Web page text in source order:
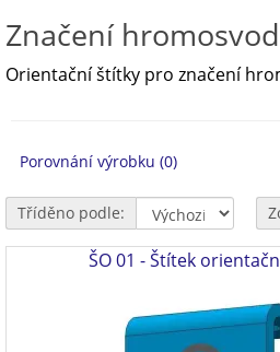
Značení
Orientační štítky pro značení
Porovnání výrobku (0)
Tříděno podle:
ŠO 01 - Štítek